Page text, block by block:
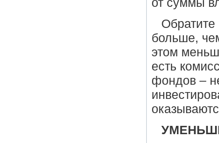
от суммы
больше,
этом
есть
фондов –